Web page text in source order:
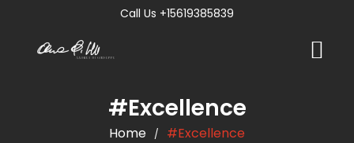
Call Us +15619385839
#Excellence
Home / #Excellence